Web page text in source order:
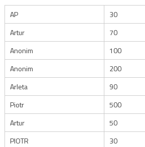
AP
30
Artur
70
Anonim
100
Anonim
200
Arleta
90
Piotr
500
Artur
50
PIOTR
30